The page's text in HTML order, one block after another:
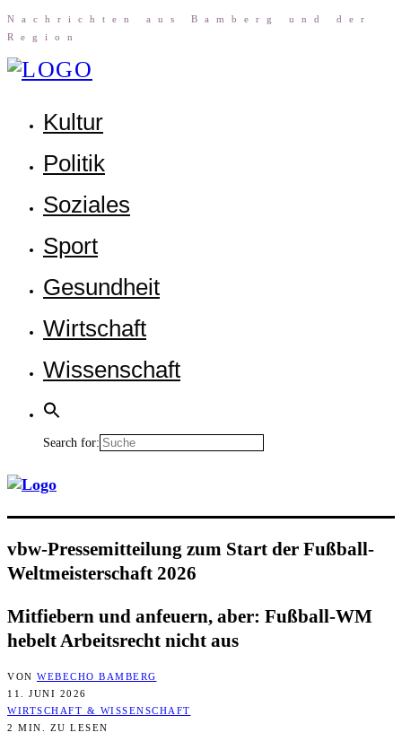
Nach­rich­ten aus Bam­berg und der
Region
Kul­tur
Poli­tik
Sozia­les
Sport
Gesund­heit
Wirt­schaft
Wis­sen­schaft
Search for:
vbw-Pres­se­mit­tei­lung zum Start der Fuß­ball-
Welt­meis­ter­schaft 2026
Mit­fie­bern und anfeu­ern, aber: Fuß­ball-WM
hebelt Arbeits­recht nicht aus
VON WEBECHO BAMBERG
11. JUNI 2026
WIRTSCHAFT & WISSENSCHAFT
2 MIN. ZU LESEN